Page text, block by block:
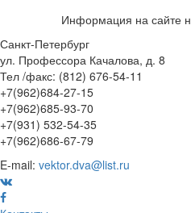
Информация на сайте
Санкт-Петербург
ул. Профессора Качалова, д. 8
Тел /факс: (812) 676-54-11
+7(962)684-27-15
+7(962)685-93-70
+7(931) 532-54-35
+7(962)686-67-79
E-mail: vektor.dva@list.ru